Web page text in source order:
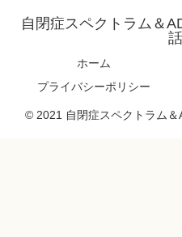
自閉症スペクトラム＆
話
ホーム
プライバシーポリシー
© 2021 自閉症スペクトラム